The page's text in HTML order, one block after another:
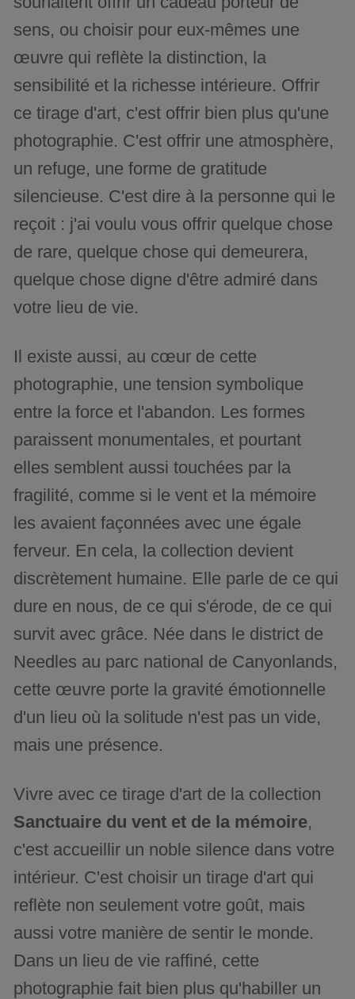
sens, ou choisir pour eux-mêmes une
œuvre qui reflète la distinction, la
sensibilité et la richesse intérieure. Offrir
ce tirage d'art, c'est offrir bien plus qu'une
photographie. C'est offrir une atmosphère,
un refuge, une forme de gratitude
silencieuse. C'est dire à la personne qui le
reçoit : j'ai voulu vous offrir quelque chose
de rare, quelque chose qui demeurera,
quelque chose digne d'être admiré dans
votre lieu de vie.
Il existe aussi, au cœur de cette
photographie, une tension symbolique
entre la force et l'abandon. Les formes
paraissent monumentales, et pourtant
elles semblent aussi touchées par la
fragilité, comme si le vent et la mémoire
les avaient façonnées avec une égale
ferveur. En cela, la collection devient
discrètement humaine. Elle parle de ce qui
dure en nous, de ce qui s'érode, de ce qui
survit avec grâce. Née dans le district de
Needles au parc national de Canyonlands,
cette œuvre porte la gravité émotionnelle
d'un lieu où la solitude n'est pas un vide,
mais une présence.
Vivre avec ce tirage d'art de la collection
Sanctuaire du vent et de la mémoire,
c'est accueillir un noble silence dans votre
intérieur. C'est choisir un tirage d'art qui
reflète non seulement votre goût, mais
aussi votre manière de sentir le monde.
Dans un lieu de vie raffiné, cette
photographie fait bien plus qu'habiller un